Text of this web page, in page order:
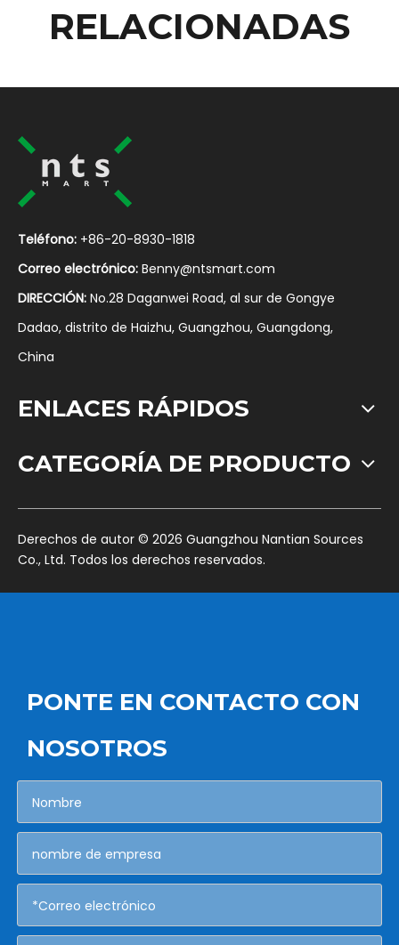
RELACIONADAS
Teléfono: +86-20-8930-1818
Correo electrónico: Benny@ntsmart.com
DIRECCIÓN: No.28 Daganwei Road, al sur de Gongye
Dadao, distrito de Haizhu, Guangzhou, Guangdong,
China
ENLACES RÁPIDOS
CATEGORÍA DE PRODUCTO
​Derechos de autor © 2026 Guangzhou Nantian Sources
Co., Ltd. Todos los derechos reservados.
PONTE EN CONTACTO CON
NOSOTROS